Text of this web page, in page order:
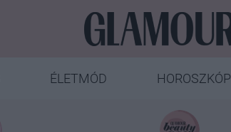
ÉLETMÓD HOROSZKÓP